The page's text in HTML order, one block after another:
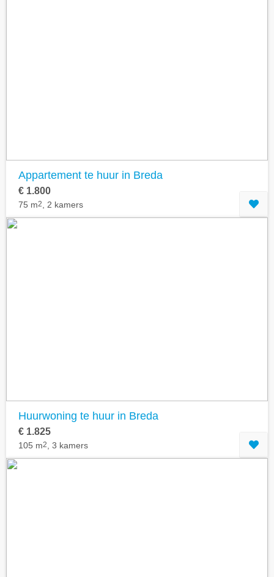
Appartement te huur in Breda
€ 1.800
75 m2 , 2 kamers
Huurwoning te huur in Breda
€ 1.825
105 m2 , 3 kamers